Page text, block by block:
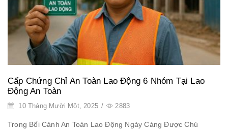
Cấp Chứng Chỉ An Toàn Lao Động 6 Nhóm Tại Lao
Động An Toàn
10 Tháng Mười Một, 2025 / 2883
Trong Bối Cảnh An Toàn Lao Động Ngày Càng Được Chú